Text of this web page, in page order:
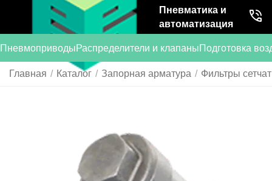
Пневматика и
автоматизация
ПневмоприводыРаспределители и клапаныПодготовка
Главная / Каталог / Запорная арматура / Фильтры